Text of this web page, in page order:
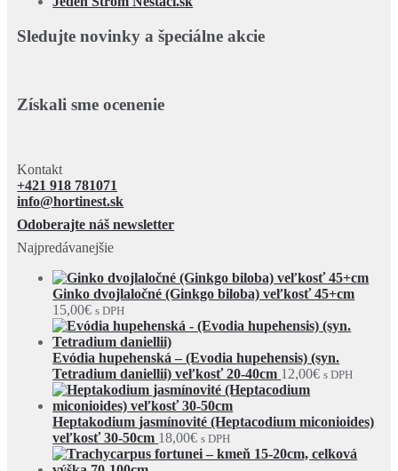
Sledujte novinky a špeciálne akcie
Získali sme ocenenie
Kontakt
+421 918 781071
info@hortinest.sk
Odoberajte náš newsletter
Najpredávanejšie
Ginko dvojlaločné (Ginkgo biloba) veľkosť 45+cm
15,00€ s DPH
Evódia hupehenská – (Evodia hupehensis) (syn.
Tetradium daniellii) veľkosť 20-40cm 12,00€ s DPH
Heptakodium jasmínovité (Heptacodium miconioides)
veľkosť 30-50cm 18,00€ s DPH